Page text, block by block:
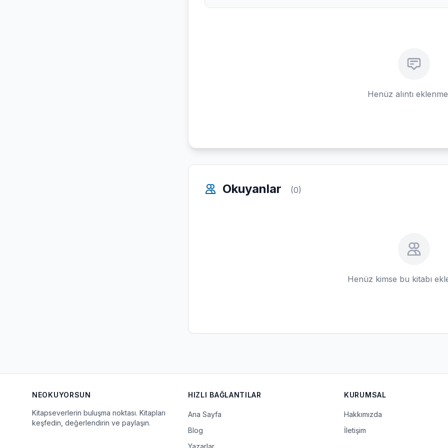
Henüz alıntı
Okuyanlar (0)
Henüz kimse bu kitabı
NEOKUYORSUN
Kitapseverlerin buluşma noktası. Kitapları
keşfedin, değerlendirin ve paylaşın.
HIZLI BAĞLANTILAR
Ana Sayfa
Blog
Yazarlar
KURUMSAL
Hakkımızda
İletişim